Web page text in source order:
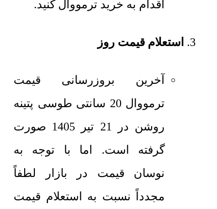
اقدام به خرید ترمووال کنید.
استعلام قیمت روز
آخرین بروزرسانی قیمت
ترمووال 20 سانتی طوسی پتینه
روشن در 21 تیر 1405 صورت
گرفته است. اما با توجه به
نوسان قیمت در بازار لطفاً
مجدداً نسبت به استعلام قیمت